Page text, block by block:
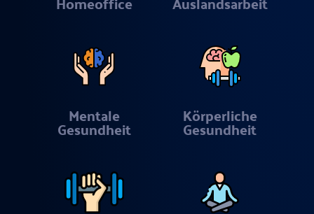
Mentale
Gesundheit
Körperliche
Gesundheit